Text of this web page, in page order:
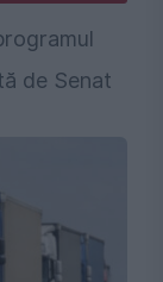
de Senat